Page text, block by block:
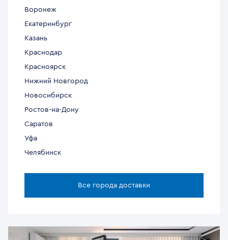
Воронеж
Екатеринбург
Казань
Краснодар
Красноярск
Нижний Новгород
Новосибирск
Ростов-на-Дону
Саратов
Уфа
Челябинск
Все города доставки